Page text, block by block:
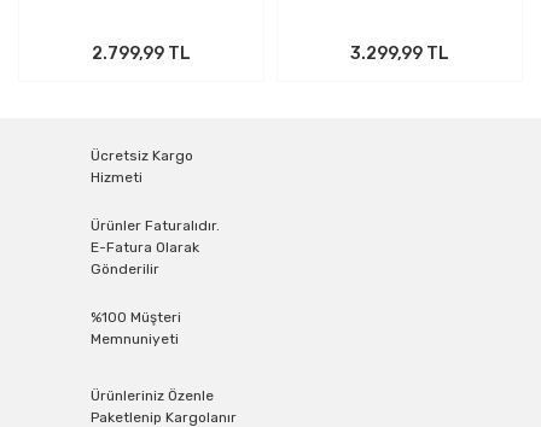
2.799,99 TL 3.299,99 TL
Ücretsiz Kargo
Hizmeti
Ürünler Faturalıdır.
E-Fatura Olarak
Gönderilir
%100 Müşteri
Memnuniyeti
Ürünleriniz Özenle
Paketlenip Kargolanır